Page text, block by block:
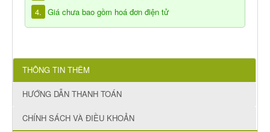
4. Giá chưa bao gồm hoá đơn điện tử
THÔNG TIN THÊM
HƯỚNG DẪN THANH TOÁN
CHÍNH SÁCH VÀ ĐIỀU KHOẢN